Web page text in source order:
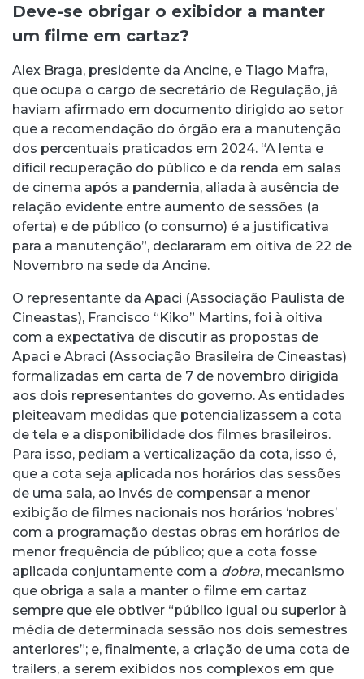
Deve-se obrigar o exibidor a manter
um filme em cartaz?
Alex Braga, presidente da Ancine, e Tiago Mafra,
que ocupa o cargo de secretário de Regulação, já
haviam afirmado em documento dirigido ao setor
que a recomendação do órgão era a manutenção
dos percentuais praticados em 2024. “A lenta e
difícil recuperação do público e da renda em salas
de cinema após a pandemia, aliada à ausência de
relação evidente entre aumento de sessões (a
oferta) e de público (o consumo) é a justificativa
para a manutenção”, declararam em oitiva de 22 de
Novembro na sede da Ancine.
O representante da Apaci (Associação Paulista de
Cineastas), Francisco “Kiko” Martins, foi à oitiva
com a expectativa de discutir as propostas de
Apaci e Abraci (Associação Brasileira de Cineastas)
formalizadas em carta de 7 de novembro dirigida
aos dois representantes do governo. As entidades
pleiteavam medidas que potencializassem a cota
de tela e a disponibilidade dos filmes brasileiros.
Para isso, pediam a verticalização da cota, isso é,
que a cota seja aplicada nos horários das sessões
de uma sala, ao invés de compensar a menor
exibição de filmes nacionais nos horários ‘nobres’
com a programação destas obras em horários de
menor frequência de público; que a cota fosse
aplicada conjuntamente com a dobra, mecanismo
que obriga a sala a manter o filme em cartaz
sempre que ele obtiver “público igual ou superior à
média de determinada sessão nos dois semestres
anteriores”; e, finalmente, a criação de uma cota de
trailers, a serem exibidos nos complexos em que